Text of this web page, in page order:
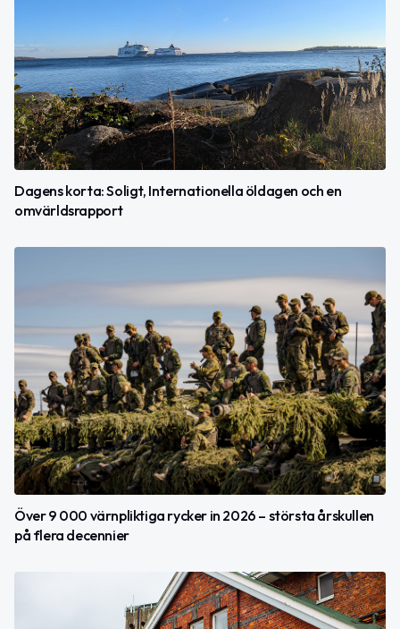
Dagens korta: Soligt, Internationella öldagen och en
omvärldsrapport
Över 9 000 värnpliktiga rycker in 2026 – största årskullen
på flera decennier